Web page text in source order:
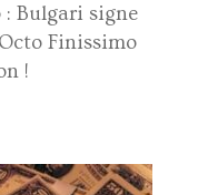
Bulgari signe
Finissimo
!